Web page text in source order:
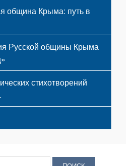
община Крыма: путь в
Русской общины Крыма
стихотворений